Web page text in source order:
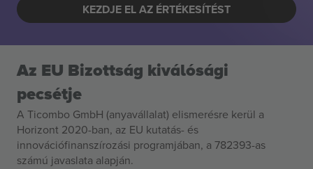
KEZDJE EL AZ ÉRTÉKESÍTÉST
Az EU Bizottság kiválósági
pecsétje
A Ticombo GmbH (anyavállalat) elismerésre kerül a
Horizont 2020-ban, az EU kutatás- és
innovációfinanszírozási programjában, a 782393-as
számú javaslata alapján.